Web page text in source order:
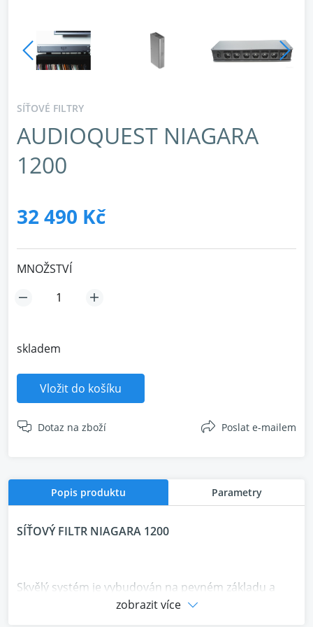
SÍŤOVÉ FILTRY
AUDIOQUEST NIAGARA
1200
32 490 Kč
MNOŽSTVÍ
skladem
Vložit do košíku
Dotaz na zboží Poslat e-mailem
Popis produktu Parametry
SÍŤOVÝ FILTR NIAGARA 1200
Skvělý systém je vybudován na pevném základu a
základy začínají napájením. S AudioQuest Niagara
zobrazit více